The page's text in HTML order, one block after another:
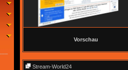
Vorschau
Stream-World24